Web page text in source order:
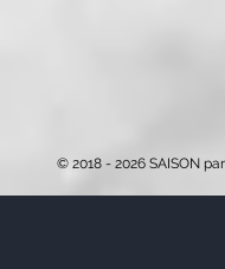
© 2018 - 2026 SAISON